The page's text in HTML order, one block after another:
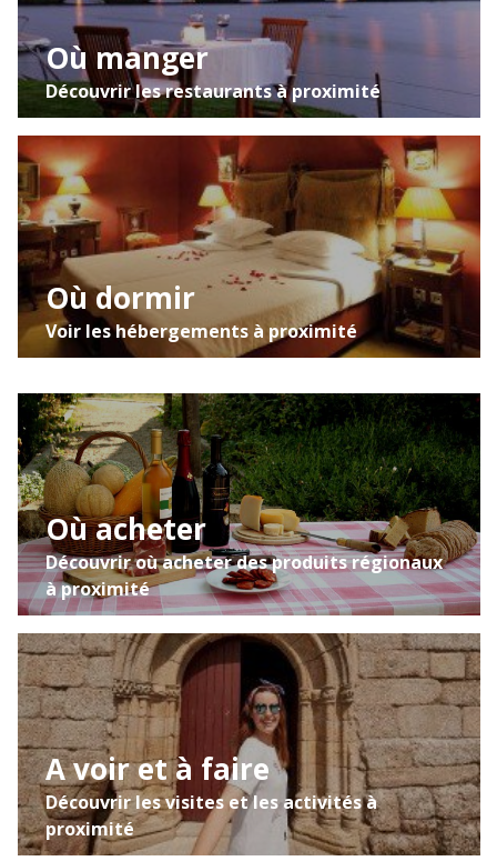
Où manger
Découvrir les restaurants à proximité
Où dormir
Voir les hébergements à proximité
Où acheter
Découvrir où acheter des produits régionaux
à proximité
A voir et à faire
Découvrir les visites et les activités à
proximité